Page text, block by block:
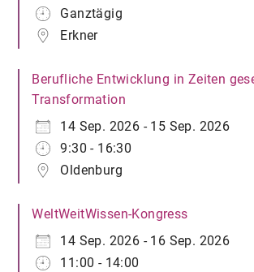
Ganztägig
Erkner
Berufliche Entwicklung in Zeiten
Transformation
14 Sep. 2026 - 15 Sep. 2026
9:30 - 16:30
Oldenburg
WeltWeitWissen-Kongress
14 Sep. 2026 - 16 Sep. 2026
11:00 - 14:00